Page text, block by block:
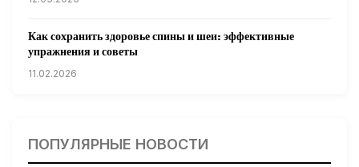
Как сохранить здоровье спины и шеи: эффективные
упражнения и советы
11.02.2026
31.01.2026
ПОПУЛЯРНЫЕ НОВОСТИ